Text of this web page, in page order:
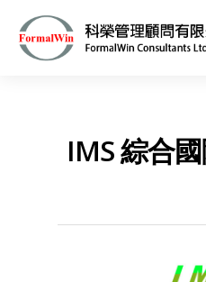
IMS 綜合